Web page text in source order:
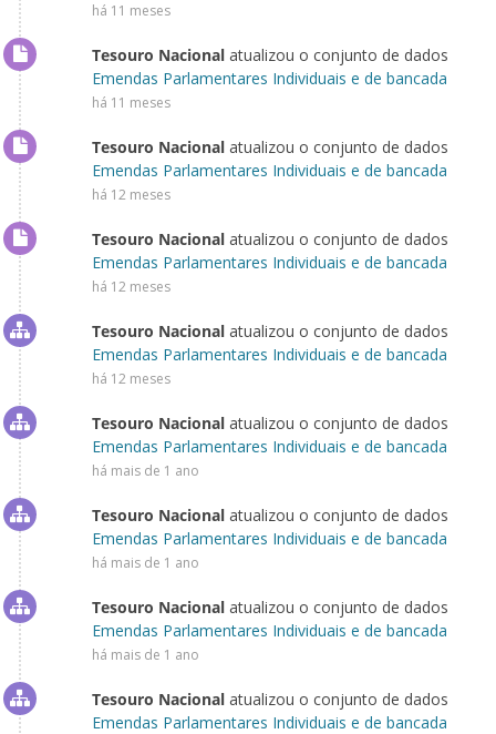
há 11 meses
Tesouro Nacional atualizou o conjunto de dados
Emendas Parlamentares Individuais e de bancada
há 11 meses
Tesouro Nacional atualizou o conjunto de dados
Emendas Parlamentares Individuais e de bancada
há 12 meses
Tesouro Nacional atualizou o conjunto de dados
Emendas Parlamentares Individuais e de bancada
há 12 meses
Tesouro Nacional atualizou o conjunto de dados
Emendas Parlamentares Individuais e de bancada
há 12 meses
Tesouro Nacional atualizou o conjunto de dados
Emendas Parlamentares Individuais e de bancada
há mais de 1 ano
Tesouro Nacional atualizou o conjunto de dados
Emendas Parlamentares Individuais e de bancada
há mais de 1 ano
Tesouro Nacional atualizou o conjunto de dados
Emendas Parlamentares Individuais e de bancada
há mais de 1 ano
Tesouro Nacional atualizou o conjunto de dados
Emendas Parlamentares Individuais e de bancada